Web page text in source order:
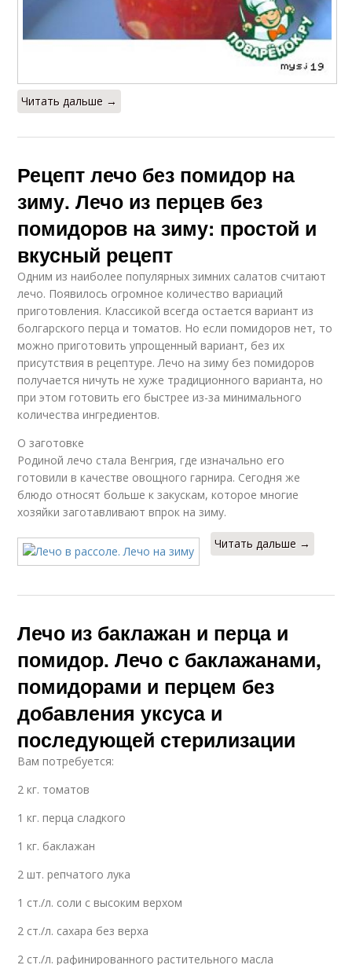
Читать дальше →
Рецепт лечо без помидор на
зиму. Лечо из перцев без
помидоров на зиму: простой и
вкусный рецепт
Одним из наиболее популярных зимних салатов считают
лечо. Появилось огромное количество вариаций
приготовления. Классикой всегда остается вариант из
болгарского перца и томатов. Но если помидоров нет, то
можно приготовить упрощенный вариант, без их
присутствия в рецептуре. Лечо на зиму без помидоров
получается ничуть не хуже традиционного варианта, но
при этом готовить его быстрее из-за минимального
количества ингредиентов.
О заготовке
Родиной лечо стала Венгрия, где изначально его
готовили в качестве овощного гарнира. Сегодня же
блюдо относят больше к закускам, которое многие
хозяйки заготавливают впрок на зиму.
Читать дальше →
Лечо из баклажан и перца и
помидор. Лечо с баклажанами,
помидорами и перцем без
добавления уксуса и
последующей стерилизации
Вам потребуется:
2 кг. томатов
1 кг. перца сладкого
1 кг. баклажан
2 шт. репчатого лука
1 ст./л. соли с высоким верхом
2 ст./л. сахара без верха
2 ст./л. рафинированного растительного масла